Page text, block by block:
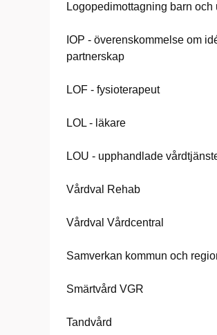
Logopedimottagning barn och
IOP - överenskommelse om
partnerskap
LOF - fysioterapeut
LOL - läkare
LOU - upphandlade
Vårdval Rehab
Vårdval Vårdcentral
Samverkan kommun och
Smärtvård VGR
Tandvård